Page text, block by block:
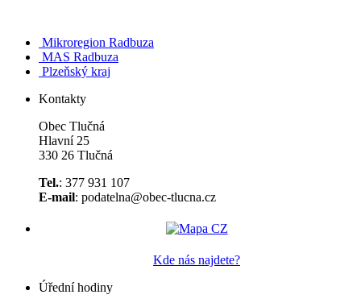
Mikroregion Radbuza
MAS Radbuza
Plzeňský kraj
Kontakty
Obec Tlučná
Hlavní 25
330 26 Tlučná
Tel.: 377 931 107
E-mail: podatelna@obec-tlucna.cz
Kde nás najdete?
Úřední hodiny